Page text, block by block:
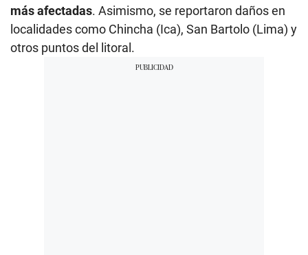
más afectadas. Asimismo, se reportaron daños en
localidades como Chincha (Ica), San Bartolo (Lima) y
otros puntos del litoral.